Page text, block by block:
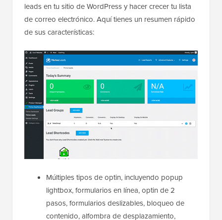
leads en tu sitio de WordPress y hacer crecer tu lista
de correo electrónico. Aquí tienes un resumen rápido
de sus características:
Múltiples tipos de optin, incluyendo popup
lightbox, formularios en línea, optin de 2
pasos, formularios deslizables, bloqueo de
contenido, alfombra de desplazamiento,